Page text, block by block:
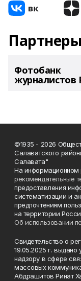
Партнеры
Фотобанк
журналистов
©1935 - 2026
Салаватского
Салавата"
На информационном
рекомендательные
предоставления
систематизации и
предпочтениям
на территории
Об использовании
Свидетельство о
19.05.2025 г.
надзору в сфере
массовых
Абдрашитов Ринат